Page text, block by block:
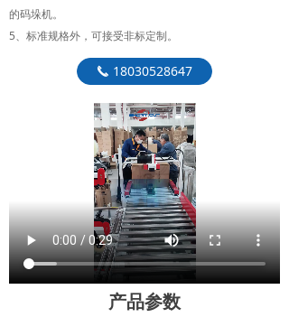
的码垛机。
5、标准规格外，可接受非标定制。
끅 18030528647
产品参数